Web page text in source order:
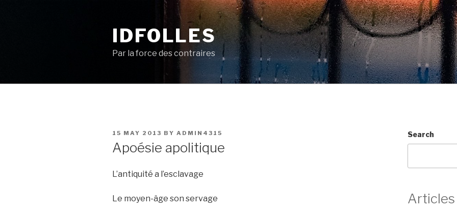
IDFOLLES
Par la force des contraires
POSTED
15 MAY 2013 BY ADMIN4315
Apoésie apolitique
L’antiquité a l’esclavage
Le moyen-âge son servage
Search